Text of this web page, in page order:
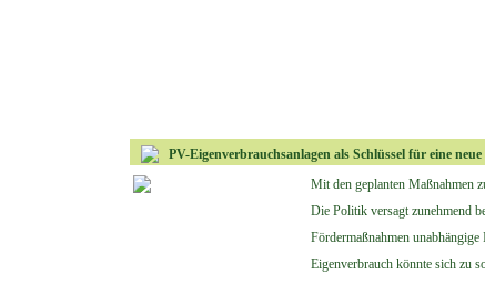
PV-Eigenverbrauchsanlagen als Schlüssel für eine
Mit den geplanten Maßnahmen
Die Politik versagt zunehmend
Fördermaßnahmen
Eigenverbrauch könnte sich zu